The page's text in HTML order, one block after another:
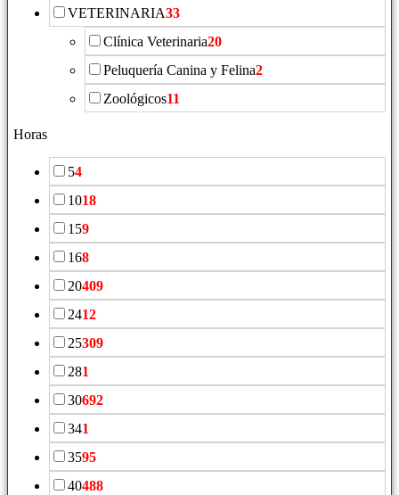
VETERINARIA33
Clínica Veterinaria20
Peluquería Canina y Felina2
Zoológicos11
Horas
54
1018
159
168
20409
2412
25309
281
30692
341
3595
40488